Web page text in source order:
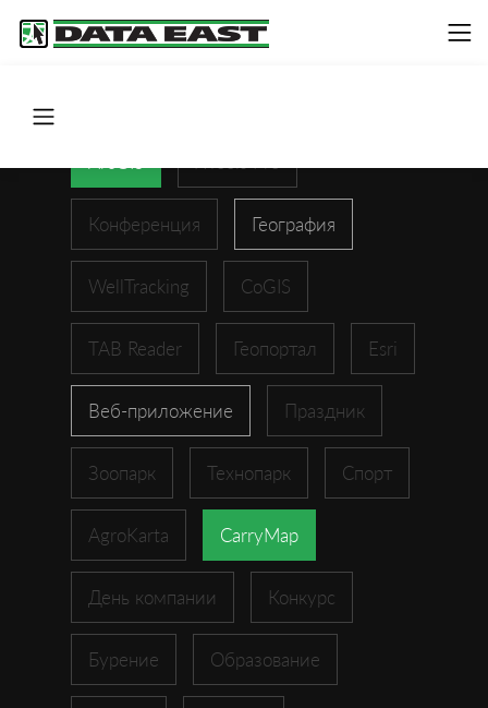
Конференция География
WellTracking CoGIS
TAB Reader Геопортал Esri
Веб-приложение Праздник
Зоопарк Технопарк Спорт
AgroKarta CarryMap
День компании Конкурс
Бурение Образование